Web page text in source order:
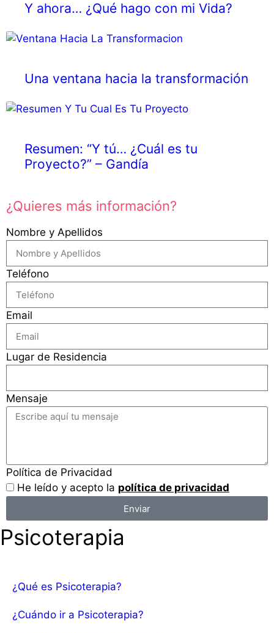
Y ahora… ¿Qué hago con mi Vida?
Una ventana hacia la transformación
Resumen: “Y tú… ¿Cuál es tu
Proyecto?” – Gandía
¿Quieres más información?
Nombre y Apellidos
Teléfono
Email
Lugar de Residencia
Mensaje
Política de Privacidad
He leído y acepto la política de privacidad
Enviar
Psicoterapia
¿Qué es Psicoterapia?
¿Cuándo ir a Psicoterapia?